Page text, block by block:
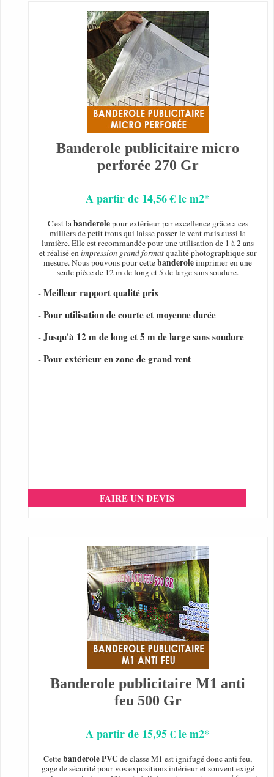
Banderole publicitaire micro
perforée 270 Gr
A partir de 14,56 € le m2*
C'est labanderolepour extérieur par excellence grâce a ces
milliers de petit trous qui laisse passer le vent mais aussi la
lumière. Elle est recommandée pour une utilisation de 1 à 2 ans
et réalisé enimpression grand formatqualité photographique sur
mesure. Nous pouvons pour cettebanderoleimprimer en une
seule pièce de 12 m de long et 5 de large sans soudure.
- Meilleur rapport qualité prix
- Pour utilisation de courte et moyenne durée
- Jusqu'à 12 m de long et 5 m de large sans soudure
- Pour extérieur en zone de grand vent
FAIRE UN DEVIS
Banderole publicitaire M1 anti
feu 500 Gr
A partir de 15,95 € le m2*
Cettebanderole PVC de classe M1 est ignifugé donc anti feu,
gage de sécurité pour vos expositions intérieur et souvent exigé